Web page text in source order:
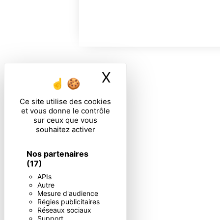
Ce site utilise des cookies
et vous donne le contrôle
sur ceux que vous
souhaitez activer
Nos partenaires
(17)
APIs
Autre
Mesure d'audience
Régies publicitaires
Réseaux sociaux
Support
X